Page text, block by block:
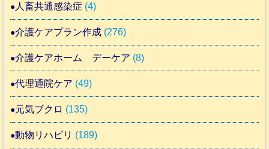
人畜共通感染症 (4)
介護ケアプラン作成 (276)
介護ケアホーム デーケア (8)
代理通院ケア (49)
元気ブクロ (135)
動物リハビリ (189)